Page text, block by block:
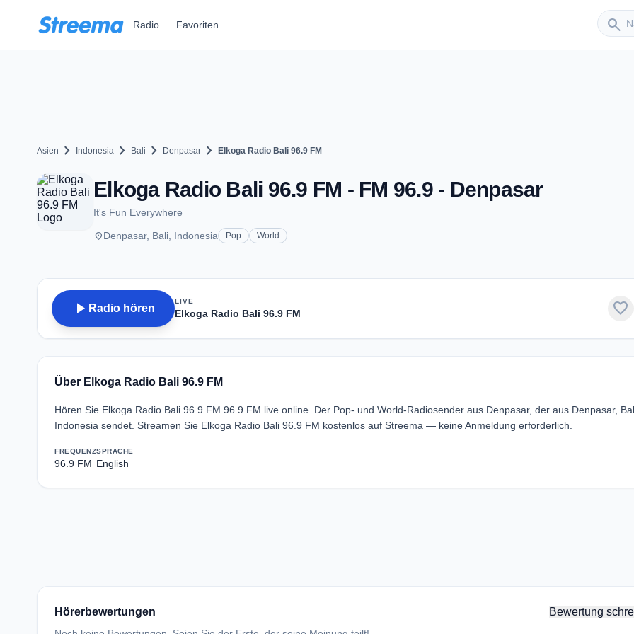
Radio Favoriten search
Sender
Asien chevron_right Indonesia chevron_right Bali chevron_right Denpasar chevron_right Elkoga Radio Bali 96.9 FM
Elkoga Radio Bali 96.9 FM - FM 96.9 - Denpasar
It's Fun Everywhere
placeDenpasar, Bali, Indonesia Pop World
play_arrow Radio hören
LIVE
Elkoga Radio Bali 96.9 FM favorite
Über Elkoga Radio Bali 96.9 FM
Hören Sie Elkoga Radio Bali 96.9 FM 96.9 FM live online. Der Pop- und World-Radiosender aus Denpasar, der aus Denpasar,
Indonesia sendet. Streamen Sie Elkoga Radio Bali 96.9 FM kostenlos auf Streema — keine Anmeldung erforderlich.
FREQUENZ
96.9 FM
SPRACHE
English
Hörerbewertungen Bewertung